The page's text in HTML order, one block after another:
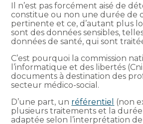
Il n’est pas forcément aisé de
constitue ou non une durée de
pertinente et ce, d’autant plus
sont des données sensibles,
données de santé, qui sont
C’est pourquoi la commission
l’informatique et des libertés
documents à destination des
secteur médico-social.
D’une part, un référentiel (non
plusieurs traitements et la
adaptée selon l’interprétation de